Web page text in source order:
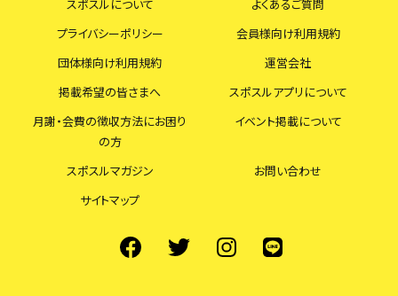
スポスルについて
よくあるご質問
プライバシーポリシー
会員様向け利用規約
団体様向け利用規約
運営会社
掲載希望の皆さまへ
スポスルアプリについて
月謝・会費の徴収方法にお困り
の方
イベント掲載について
スポスルマガジン
お問い合わせ
サイトマップ